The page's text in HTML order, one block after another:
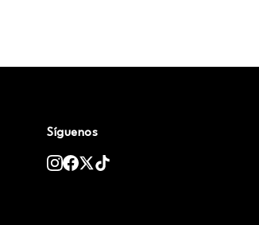
Síguenos